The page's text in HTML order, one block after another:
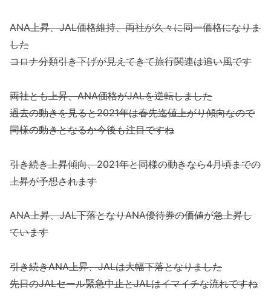
ANA上昇、JAL価格維持、両社が久々に同一価格になりま
した
コロナ分類引き下げが見えてきて旅行関連は追い風です
両社とも上昇、ANA価格がJALを逆転しました
過去の動きを見ると2021年は春先迄値上がり傾向なので
同様の動きとなるか今後も注目ですね
引き続き上昇傾向、2021年と同様の動きなら4月頃までの
上昇が予想されます
ANA上昇、JAL下落となりANA優待券の価値が急上昇し
ています
引き続きANA上昇、JALは大幅下落となりました
先日のJALセール緊急中止とJALはイマイチな流れですね